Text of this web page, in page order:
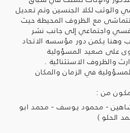
والوثب لكلا الجنسين وتم تعديل
مع الظروف المحيطة حيث
واجتماعي إلى جانب نشر
وهنا يكمن دور مؤسسه الاتحاد
على صعيد المسؤولية
والظروف الاستثنائية .
في الزمان والمكان
من :
شاهين - محمود يوسف - محمد ابو
الحلو )